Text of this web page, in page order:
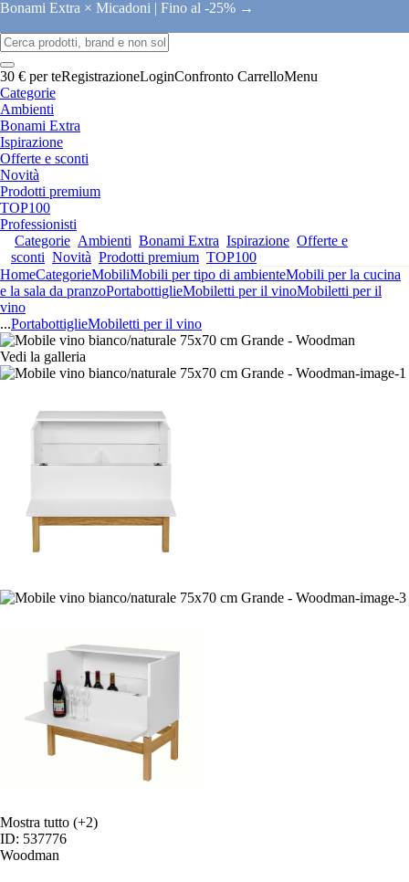
Bonami Extra × Micadoni | Fino al -25% →
30 € per teRegistrazioneLoginConfronto CarrelloMenu
Categorie
Ambienti
Bonami Extra
Ispirazione
Offerte e sconti
Novità
Prodotti premium
TOP100
Professionisti
Categorie Ambienti Bonami Extra Ispirazione Offerte e
sconti Novità Prodotti premium TOP100
HomeCategorieMobiliMobili per tipo di ambienteMobili per la cucina
e la sala da pranzoPortabottiglieMobiletti per il vinoMobiletti per il
vino
...PortabottiglieMobiletti per il vino
Vedi la galleria
Mostra tutto (+2)
ID: 537776
Woodman